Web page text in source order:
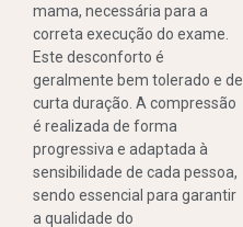
mama, necessária para a
correta execução do exame.
Este desconforto é
geralmente bem tolerado e de
curta duração. A compressão
é realizada de forma
progressiva e adaptada à
sensibilidade de cada pessoa,
sendo essencial para garantir
a qualidade do